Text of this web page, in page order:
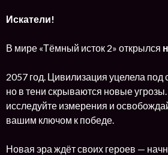
Искатели!
В мире «Тёмный исток 2» открылся
2057 год. Цивилизация уцелела под
но в тени скрываются новые
исследуйте измерения и
вашим ключом к победе.
Новая эра ждёт своих героев —